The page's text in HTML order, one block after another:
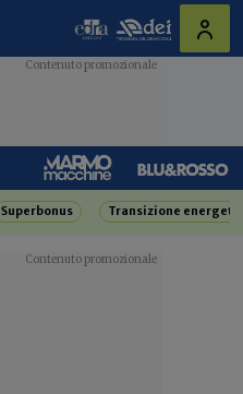
Superbonus Transizione